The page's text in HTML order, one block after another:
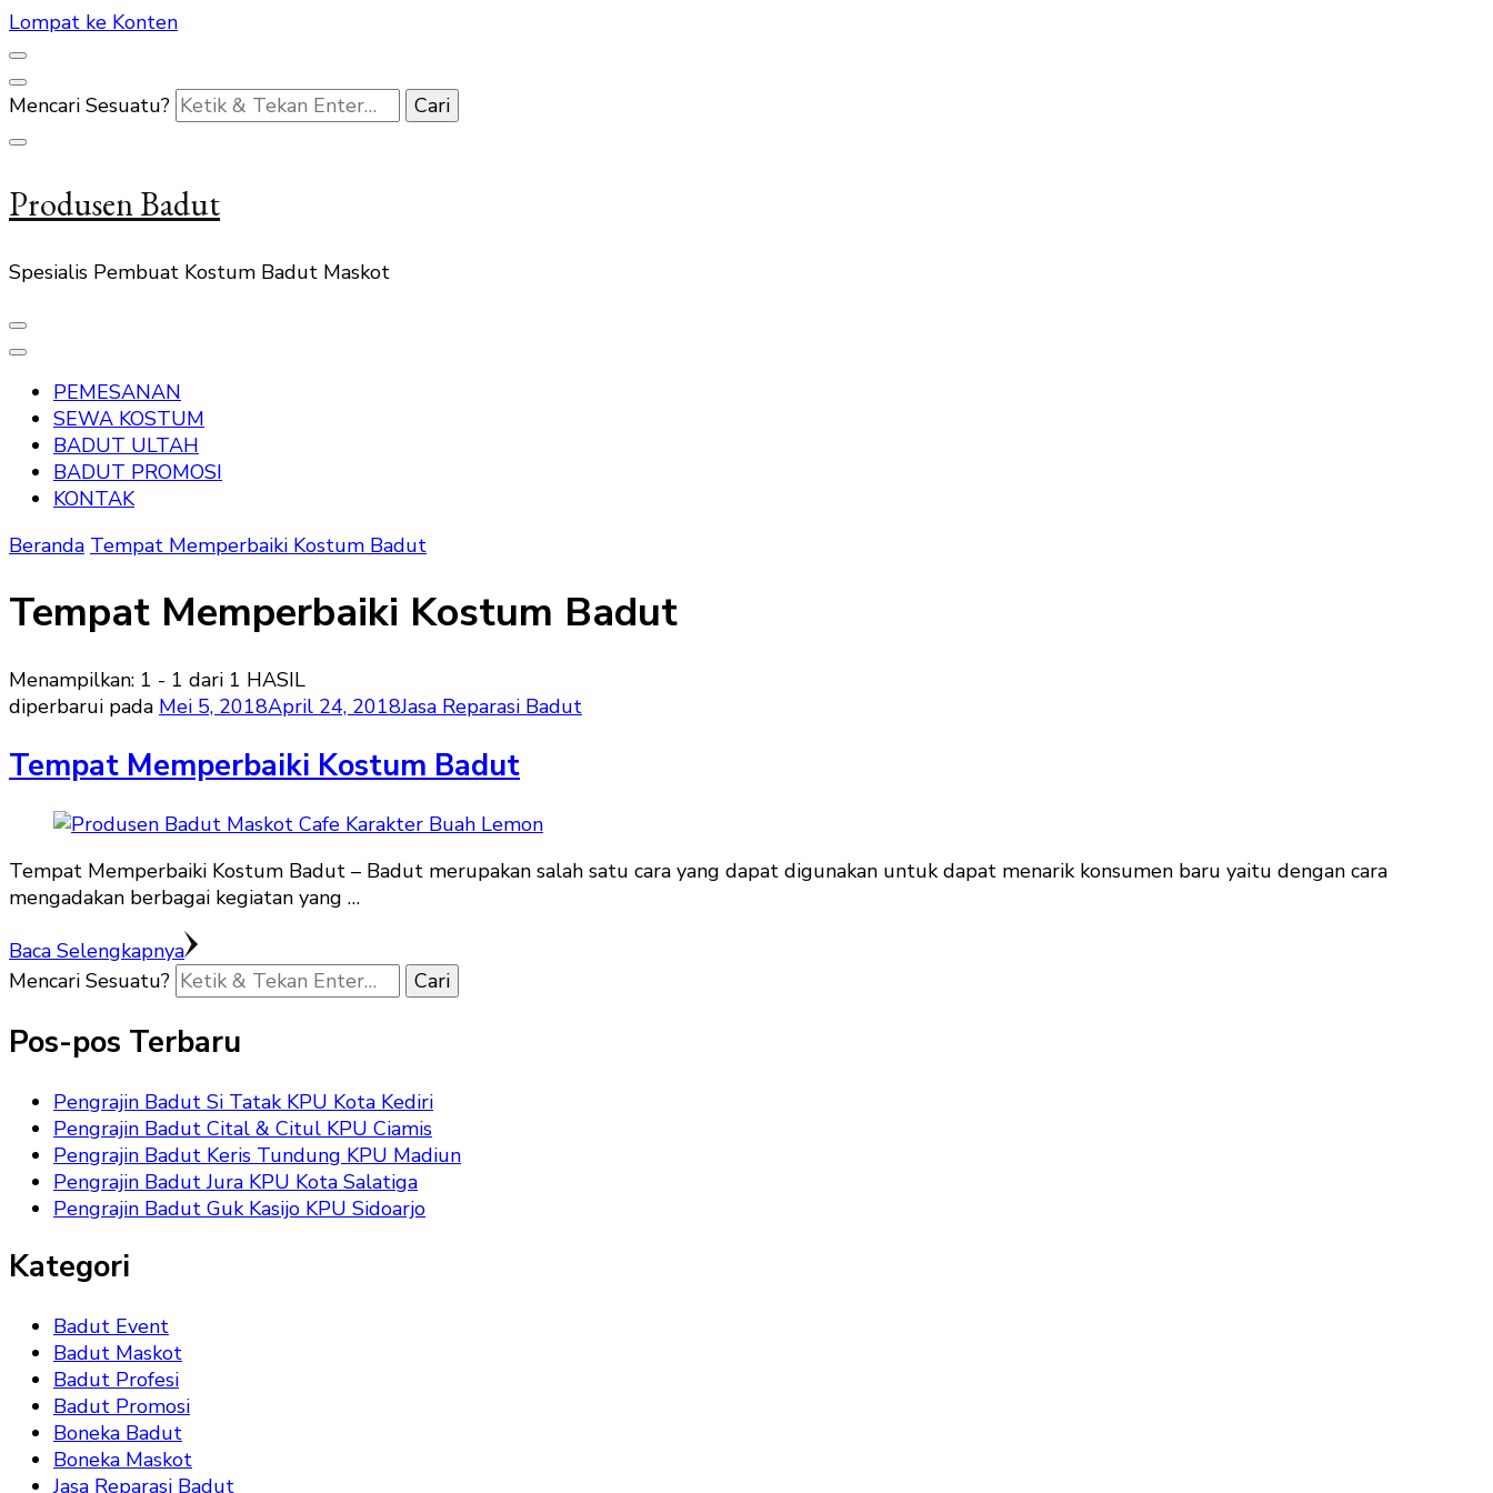
Lompat ke Konten
Mencari Sesuatu?
Produsen Badut
Spesialis Pembuat Kostum Badut Maskot
PEMESANAN
SEWA KOSTUM
BADUT ULTAH
BADUT PROMOSI
KONTAK
Beranda Tempat Memperbaiki Kostum Badut
Tempat Memperbaiki Kostum Badut
Menampilkan: 1 - 1 dari 1 HASIL
diperbarui pada Mei 5, 2018April 24, 2018Jasa Reparasi Badut
Tempat Memperbaiki Kostum Badut
Tempat Memperbaiki Kostum Badut – Badut merupakan salah satu cara yang dapat digunakan untuk dapat menarik konsumen baru yaitu dengan cara
mengadakan berbagai kegiatan yang …
Baca Selengkapnya
Mencari Sesuatu?
Pos-pos Terbaru
Pengrajin Badut Si Tatak KPU Kota Kediri
Pengrajin Badut Cital & Citul KPU Ciamis
Pengrajin Badut Keris Tundung KPU Madiun
Pengrajin Badut Jura KPU Kota Salatiga
Pengrajin Badut Guk Kasijo KPU Sidoarjo
Kategori
Badut Event
Badut Maskot
Badut Profesi
Badut Promosi
Boneka Badut
Boneka Maskot
Jasa Reparasi Badut